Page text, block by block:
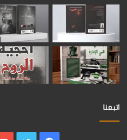
اتبعنا